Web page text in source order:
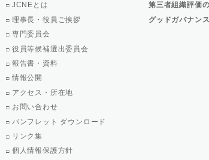
JCNEとは
理事長・役員ご挨拶
専門委員会
役員等候補選出委員会
報告書・資料
情報公開
アクセス・所在地
お問い合わせ
パンフレット ダウンロード
リンク集
個人情報保護方針
第三者組織評価
グッドガバナン